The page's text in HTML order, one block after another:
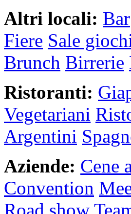
Altri locali: Bar
Fiere Sale
Brunch Birrerie
Ristoranti:
Vegetariani
Argentini
Aziende: Cene
Convention
Road show